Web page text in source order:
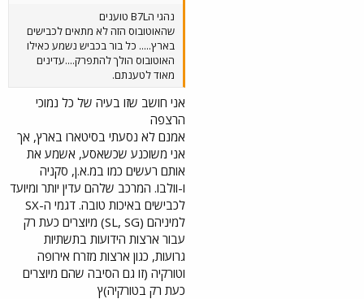
נהגי הB7L טוענים
שהאוטובוס הזה לא מתאים לכבישים
בארץ..... כל בור בכביש נשמע כאילו
האוטובוס הולך להתפרק....עדינים
מאוד לטענתם.
אני חושב שזו בעיה של כל נמוכי
הרצפה
אמנם לא נסעתי בסיטארו בארץ, אך
אני משוכנע שכשאסע, אשמע את
אותם רעשים כמו במ.א.ן, סקניה
ו-וולבו. המרכב שלהם עדין יותר ומיועד
לכבישים באיכות טובה. דגמי ה-SX
למיניהם (SL, SG) מיוצרים כעת רק
עבור ארצות הידועות בתשתיות
גרועות, כגון ארצות מזרח אירופה
וטורקיה (זו גם הסיבה שהם מיוצרים
כעת רק בטורקיה)ץ